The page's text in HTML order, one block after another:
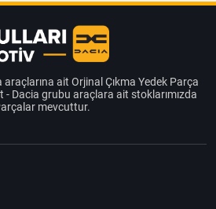
ait Orjinal Çıkma Yedek Parça
- Dacia grubu araçlara ait stoklarımızda
mevcuttur.